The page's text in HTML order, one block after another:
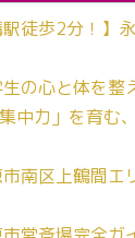
駅徒歩2分！】
生の心と体を
中力」を育む
南区上鶴間エ